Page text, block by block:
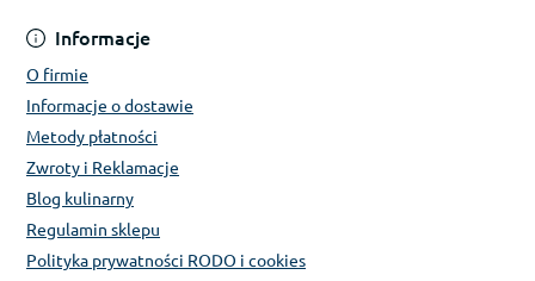
Informacje
O firmie
Informacje o dostawie
Metody płatności
Zwroty i Reklamacje
Blog kulinarny
Regulamin sklepu
Polityka prywatności RODO i cookies